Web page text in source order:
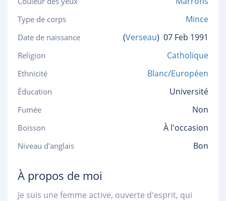
Type de corps Mince
Date de naissance (Verseau) 07 Feb 1991
Religion Catholique
Ethnicité Blanc/Européen
Éducation Université
Fumée Non
Boisson À l'occasion
Niveau d'anglais Bon
À propos de moi
Je suis une femme active, ouverte d'esprit, qui